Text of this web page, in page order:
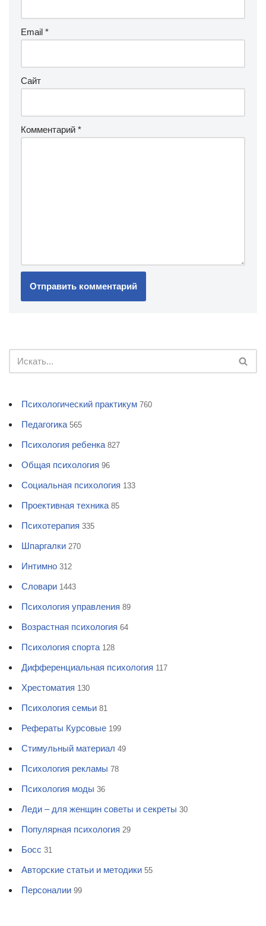
Email *
Сайт
Комментарий *
Психологический практикум 760
Педагогика 565
Психология ребенка 827
Общая психология 96
Социальная психология 133
Проективная техника 85
Психотерапия 335
Шпаргалки 270
Интимно 312
Словари 1443
Психология управления 89
Возрастная психология 64
Психология спорта 128
Дифференциальная психология 117
Хрестоматия 130
Психология семьи 81
Рефераты Курсовые 199
Стимульный материал 49
Психология рекламы 78
Психология моды 36
Леди – для женщин советы и секреты 30
Популярная психология 29
Босс 31
Авторские статьи и методики 55
Персоналии 99